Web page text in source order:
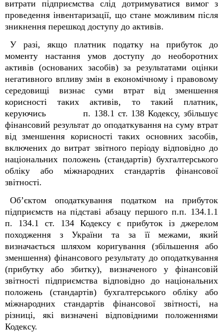
витрати підприємства слід дотримуватися вимог з
проведення інвентаризації, що стане можливим після
зникнення перешкод доступу до активів.
У разі, якщо платник податку на прибуток до
моменту настання умов доступу до необоротних
активів (основаних засобів) за результатами оцінки
негативного впливу змін в економічному і правовому
середовищі визнає суми втрат від зменшення
корисності таких активів, то такий платник,
керуючись п. 138.1 ст. 138 Кодексу, збільшує
фінансовий результат до оподаткування на суму втрат
від зменшення корисності таких основних засобів,
включених до витрат звітного періоду відповідно до
національних положень (стандартів) бухгалтерського
обліку або міжнародних стандартів фінансової
звітності.
Об’єктом оподаткування податком на прибуток
підприємств на підставі абзацу першого п.п. 134.1.1
п. 134.1 ст. 134 Кодексу є прибуток із джерелом
походження з України та за її межами, який
визначається шляхом коригування (збільшення або
зменшення) фінансового результату до оподаткування
(прибутку або збитку), визначеного у фінансовій
звітності підприємства відповідно до національних
положень (стандартів) бухгалтерського обліку або
міжнародних стандартів фінансової звітності, на
різниці, які визначені відповідними положеннями
Кодексу.